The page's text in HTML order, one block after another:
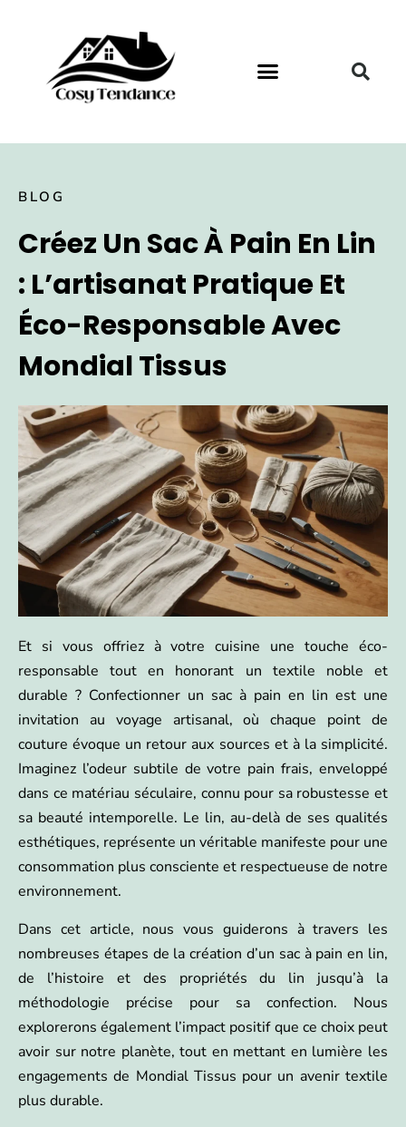
BLOG
Créez Un Sac À Pain En Lin
: L’artisanat Pratique Et
Éco-Responsable Avec
Mondial Tissus
Et si vous offriez à votre cuisine une touche éco-
responsable tout en honorant un textile noble et
durable ? Confectionner un sac à pain en lin est une
invitation au voyage artisanal, où chaque point de
couture évoque un retour aux sources et à la simplicité.
Imaginez l’odeur subtile de votre pain frais, enveloppé
dans ce matériau séculaire, connu pour sa robustesse et
sa beauté intemporelle. Le lin, au-delà de ses qualités
esthétiques, représente un véritable manifeste pour une
consommation plus consciente et respectueuse de notre
environnement.
Dans cet article, nous vous guiderons à travers les
nombreuses étapes de la création d’un sac à pain en lin,
de l’histoire et des propriétés du lin jusqu’à la
méthodologie précise pour sa confection. Nous
explorerons également l’impact positif que ce choix peut
avoir sur notre planète, tout en mettant en lumière les
engagements de Mondial Tissus pour un avenir textile
plus durable.